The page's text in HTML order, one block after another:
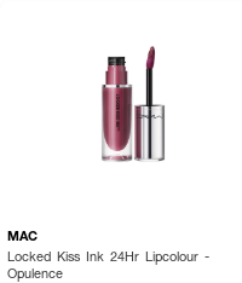
MAC
Locked Kiss Ink 24Hr Lipcolour -
Opulence